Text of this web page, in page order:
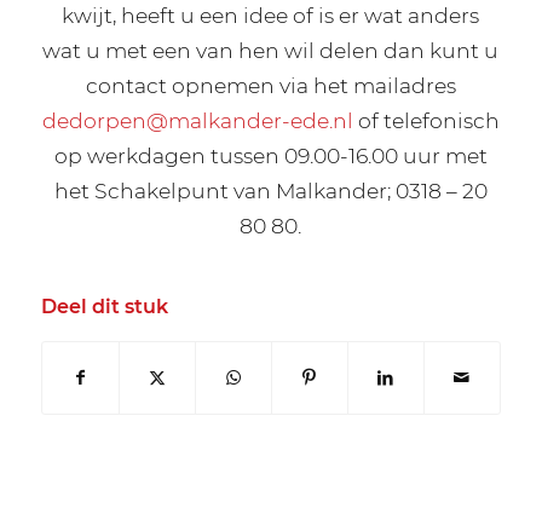
kwijt, heeft u een idee of is er wat anders
wat u met een van hen wil delen dan kunt u
contact opnemen via het mailadres
dedorpen@malkander-ede.nl of telefonisch
op werkdagen tussen 09.00-16.00 uur met
het Schakelpunt van Malkander; 0318 – 20
80 80.
Deel dit stuk